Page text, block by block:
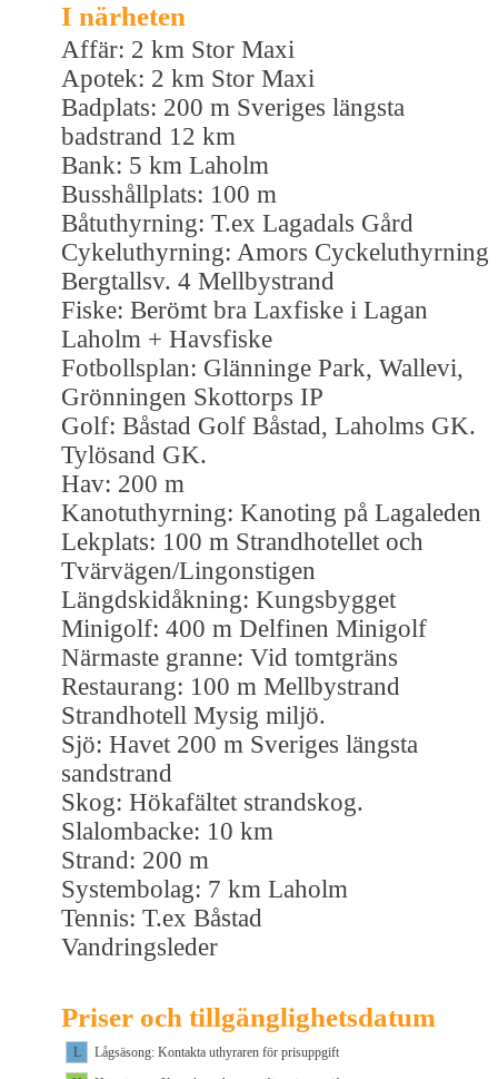
I närheten
Affär: 2 km Stor Maxi
Apotek: 2 km Stor Maxi
Badplats: 200 m Sveriges längsta
badstrand 12 km
Bank: 5 km Laholm
Busshållplats: 100 m
Båtuthyrning: T.ex Lagadals Gård
Cykeluthyrning: Amors Cyckeluthyrning
Bergtallsv. 4 Mellbystrand
Fiske: Berömt bra Laxfiske i Lagan
Laholm + Havsfiske
Fotbollsplan: Glänninge Park, Wallevi,
Grönningen Skottorps IP
Golf: Båstad Golf Båstad, Laholms GK.
Tylösand GK.
Hav: 200 m
Kanotuthyrning: Kanoting på Lagaleden
Lekplats: 100 m Strandhotellet och
Tvärvägen/Lingonstigen
Längdskidåkning: Kungsbygget
Minigolf: 400 m Delfinen Minigolf
Närmaste granne: Vid tomtgräns
Restaurang: 100 m Mellbystrand
Strandhotell Mysig miljö.
Sjö: Havet 200 m Sveriges längsta
sandstrand
Skog: Hökafältet strandskog.
Slalombacke: 10 km
Strand: 200 m
Systembolag: 7 km Laholm
Tennis: T.ex Båstad
Vandringsleder
Priser och tillgänglighetsdatum
L
Lågsäsong: Kontakta uthyraren för prisuppgift